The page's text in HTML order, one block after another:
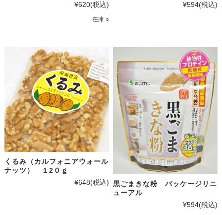
¥620(税込)
在庫 ○
¥594(税込)
くるみ（カルフォニアウォール
ナッツ） １2０ｇ
¥648(税込) 黒ごまきな粉 パッケージリニ
ューアル
¥594(税込)